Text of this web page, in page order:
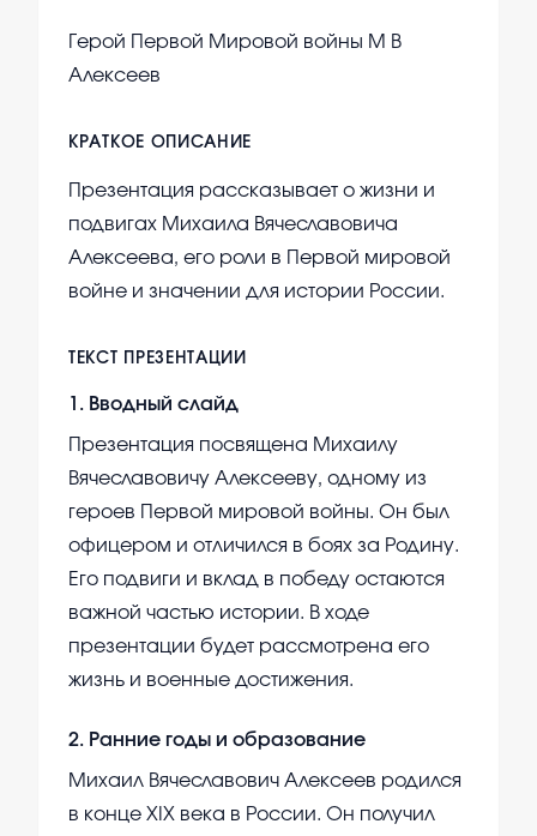
Герой Первой Мировой войны М В
Алексеев
КРАТКОЕ ОПИСАНИЕ
Презентация рассказывает о жизни и
подвигах Михаила Вячеславовича
Алексеева, его роли в Первой мировой
войне и значении для истории России.
ТЕКСТ ПРЕЗЕНТАЦИИ
1 . Вводный слайд
Презентация посвящена Михаилу
Вячеславовичу Алексееву, одному из
героев Первой мировой войны. Он был
офицером и отличился в боях за Родину.
Его подвиги и вклад в победу остаются
важной частью истории. В ходе
презентации будет рассмотрена его
жизнь и военные достижения.
2. Ранние годы и образование
Михаил Вячеславович Алексеев родился
в конце XIX века в России. Он получил